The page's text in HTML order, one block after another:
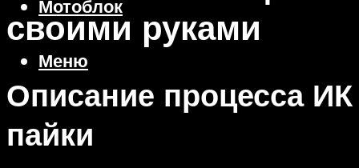
Мотоблок
Меню
своими руками
Описание процесса ИК
пайки